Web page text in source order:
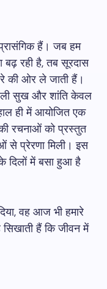
हैं। जब हम
रही है, तब सूरदास
की ओर ले जाती हैं।
सुख और शांति केवल
ही में आयोजित एक
रचनाओं को प्रस्तुत
से प्रेरणा मिली। इस
दिलों में बसा हुआ है
वह आज भी हमारे
हैं कि जीवन में